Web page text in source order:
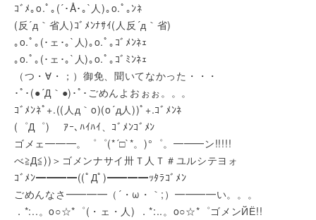
ｺﾞﾒ｡o.ﾟ｡(´･Å･｡`人)｡o.ﾟ｡ﾝﾈ
(反´д｀省人)ｺﾞﾒﾝﾅｻｲ(人反´д｀省)
｡o.ﾟ｡(･ェ･｡`人)｡o.ﾟ｡ｺﾞﾒﾝﾈｪ
｡o.ﾟ｡(･ェ･｡`人)｡o.ﾟ｡ｺﾞﾐﾝﾈｪ
（つ・∀・；）御免、聞いてなかった・・・
･ﾟ･(●´Д｀●)･ﾟ･ごめんよおぉぉ。。。
ｺﾞﾒﾝﾈﾟ+.((人д｀o)(o´д人))ﾟ+.ｺﾞﾒﾝﾈ
(゜Д゜)ゞ ｱｰ､ﾊｲﾊｲ、ｺﾞﾒﾝｺﾞﾒﾝ
ゴメェ━━━。゜゜(*´□`*。)°゜。━━━ン!!!!!
べ≧Д≦))＞ゴメンナサイ卅Ｔ人Ｔ＃ユルシテヨォ
ｺﾞﾒﾝ━━━━((ﾟДﾟ)━━━━ｯﾀﾗｺﾞﾒﾝ
ごめんなさ━━━━（´・ω・｀;）━━━━い。。。
．*:..。o○☆*゜(・ェ・人) ．*:..。o○☆*゜ゴメンЙЁ!!